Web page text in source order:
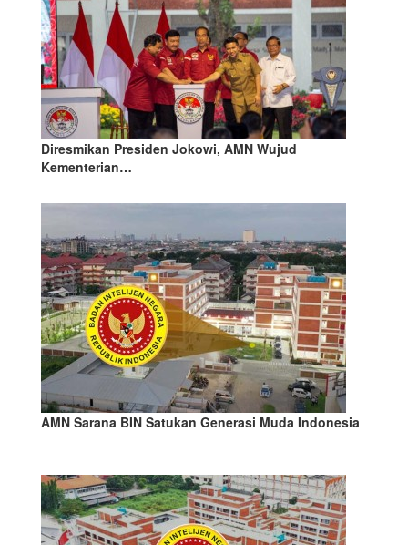
Diresmikan Presiden Jokowi, AMN Wujud
Kementerian…
AMN Sarana BIN Satukan Generasi Muda Indonesia